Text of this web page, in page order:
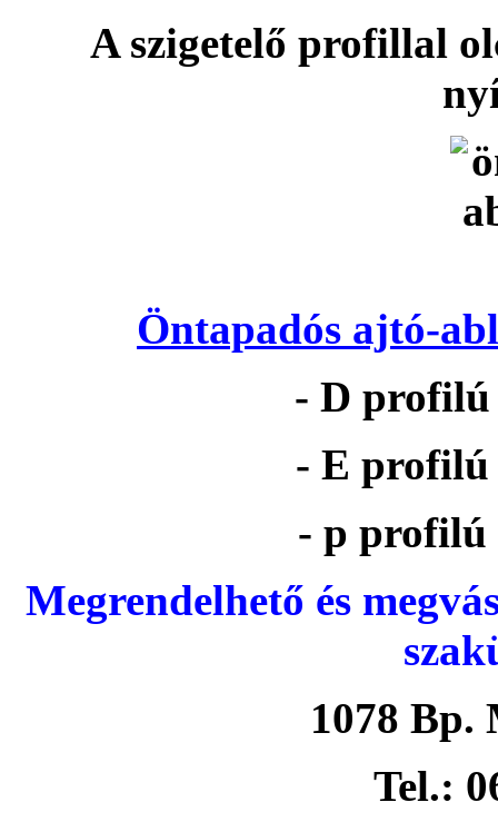
A szigetelő profillal
Öntapadós ajtó-
- D profilú
- E profilú
- p profilú
Megrendelhető és
1078 Bp.
Tel.: